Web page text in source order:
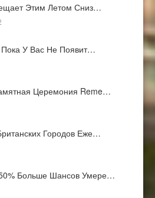
Этим Летом Сниз…
У Вас Не Появит…
Церемония Reme…
Городов Еже…
Больше Шансов Умере…